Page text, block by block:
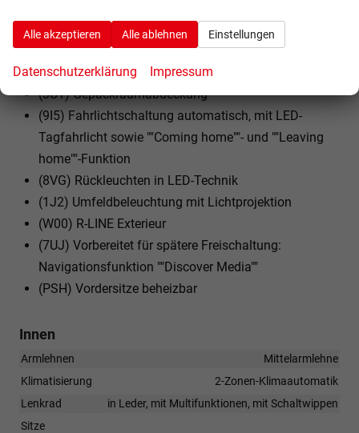
(ZBB) Infotainment-Paket ""Ready 2 Discover""
(PLA) Licht-und-Sicht-Paket inkl. ""Light Assist""
(4KF) Seitenscheiben ab B-Säule abgedunkelt
(3U1) Gepäckraumabdeckung
(9I5) Fahrlichtschaltung automatisch, mit LED-
Tagfahrlicht sowie ""Coming home""- und ""Leaving
home""-Funktion
(8VG) Rückleuchten in LED-Technik
(1J2) Umfeldbeleuchtung mit Lichtprojektion
(W00) R-LINE Exterieur
(7UJ) Vorbereitet für spätere Freischaltung:
Navigationsfunktion ""Discover Media""
(PSH) Vordersitze beheizbar
Innen
Armlehnen
Mittelarmlehne
Klimatisierung
2-Zonen-Klimaautomatik
Lenkrad
in Leder, mit Multifunktionen, mit Schaltwippen
Sitze
Alle akzeptieren Alle ablehnen Einstellungen
Datenschutzerklärung Impressum